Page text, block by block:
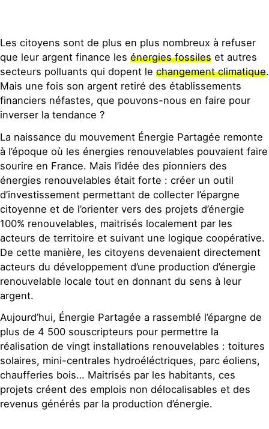
Les citoyens sont de plus en plus nombreux à refuser
que leur argent finance les énergies fossiles et autres
secteurs polluants qui dopent le changement climatique.
Mais une fois son argent retiré des établissements
financiers néfastes, que pouvons-nous en faire pour
inverser la tendance ?
La naissance du mouvement Énergie Partagée remonte
à l’époque où les énergies renouvelables pouvaient faire
sourire en France. Mais l’idée des pionniers des
énergies renouvelables était forte : créer un outil
d’investissement permettant de collecter l’épargne
citoyenne et de l’orienter vers des projets d’énergie
100% renouvelables, maitrisés localement par les
acteurs de territoire et suivant une logique coopérative.
De cette manière, les citoyens devenaient directement
acteurs du développement d’une production d’énergie
renouvelable locale tout en donnant du sens à leur
argent.
Aujourd’hui, Énergie Partagée a rassemblé l’épargne de
plus de 4 500 souscripteurs pour permettre la
réalisation de vingt installations renouvelables : toitures
solaires, mini-centrales hydroéléctriques, parc éoliens,
chaufferies bois… Maitrisés par les habitants, ces
projets créent des emplois non délocalisables et des
revenus générés par la production d’énergie.